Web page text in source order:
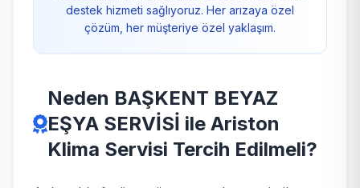
destek hizmeti sağlıyoruz. Her arızaya özel
çözüm, her müşteriye özel yaklaşım.
Neden BAŞKENT BEYAZ
EŞYA SERVİSİ ile Ariston
Klima Servisi Tercih Edilmeli?